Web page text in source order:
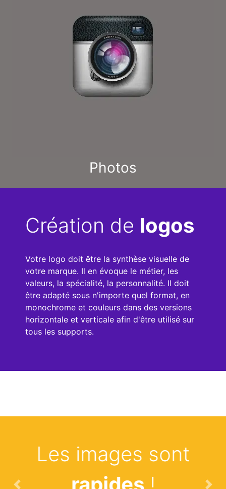
Photos
Création de logos
Votre logo doit être la synthèse visuelle de
votre marque. Il en évoque le métier, les
valeurs, la spécialité, la personnalité. Il doit
être adapté sous n'importe quel format, en
monochrome et couleurs dans des versions
horizontale et verticale afin d'être utilisé sur
tous les supports.
Les images sont
Previous